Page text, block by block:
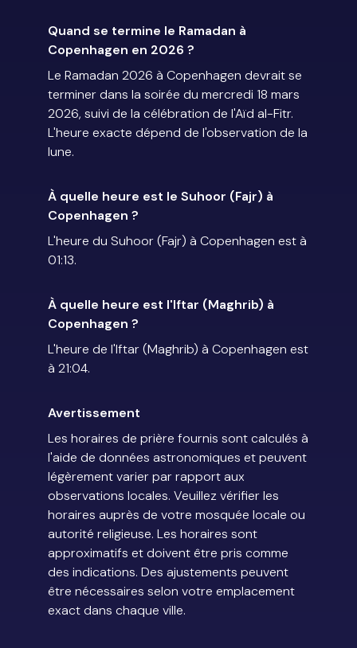
Quand se termine le Ramadan à
Copenhagen en 2026 ?
Le Ramadan 2026 à Copenhagen devrait se
terminer dans la soirée du mercredi 18 mars
2026, suivi de la célébration de l'Aïd al-Fitr.
L'heure exacte dépend de l'observation de la
lune.
À quelle heure est le Suhoor (Fajr) à
Copenhagen ?
L'heure du Suhoor (Fajr) à Copenhagen est à
01:13.
À quelle heure est l'Iftar (Maghrib) à
Copenhagen ?
L'heure de l'Iftar (Maghrib) à Copenhagen est
à 21:04.
Avertissement
Les horaires de prière fournis sont calculés à
l'aide de données astronomiques et peuvent
légèrement varier par rapport aux
observations locales. Veuillez vérifier les
horaires auprès de votre mosquée locale ou
autorité religieuse. Les horaires sont
approximatifs et doivent être pris comme
des indications. Des ajustements peuvent
être nécessaires selon votre emplacement
exact dans chaque ville.